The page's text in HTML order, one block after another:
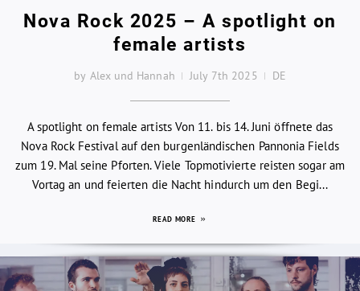
Nova Rock 2025 – A spotlight on
female artists
by Alex und Hannah July 7th 2025 DE
A spotlight on female artists Von 11. bis 14. Juni öffnete das
Nova Rock Festival auf den burgenländischen Pannonia Fields
zum 19. Mal seine Pforten. Viele Topmotivierte reisten sogar am
Vortag an und feierten die Nacht hindurch um den Begi...
READ MORE